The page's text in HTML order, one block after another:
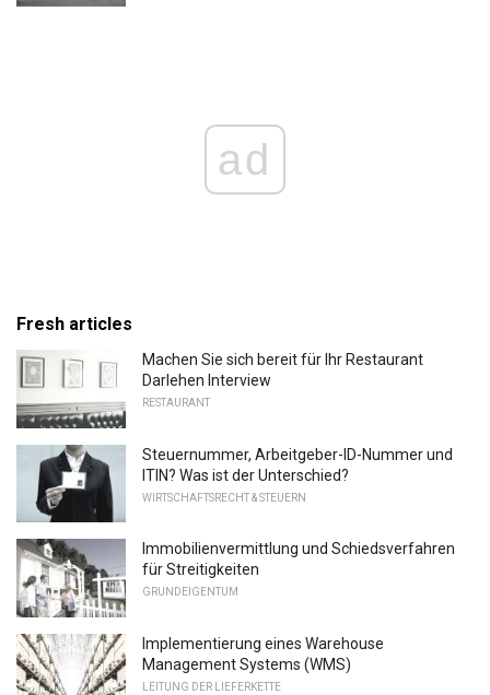
ad
Fresh articles
Machen Sie sich bereit für Ihr Restaurant
Darlehen Interview
RESTAURANT
Steuernummer, Arbeitgeber-ID-Nummer und
ITIN? Was ist der Unterschied?
WIRTSCHAFTSRECHT & STEUERN
Immobilienvermittlung und Schiedsverfahren
für Streitigkeiten
GRUNDEIGENTUM
Implementierung eines Warehouse
Management Systems (WMS)
LEITUNG DER LIEFERKETTE